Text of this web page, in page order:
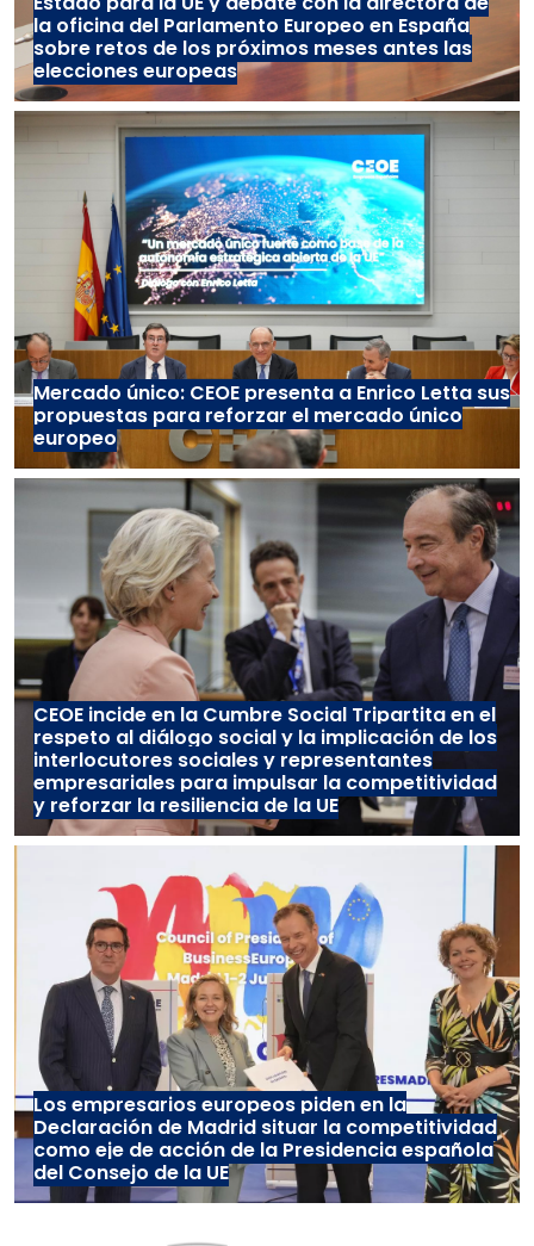
la oficina del Parlamento Europeo en España
sobre retos de los próximos meses antes las
elecciones europeas
Mercado único: CEOE presenta a Enrico Letta sus
propuestas para reforzar el mercado único
europeo
CEOE incide en la Cumbre Social Tripartita en el
respeto al diálogo social y la implicación de los
interlocutores sociales y representantes
empresariales para impulsar la competitividad
y reforzar la resiliencia de la UE
Los empresarios europeos piden en la
Declaración de Madrid situar la competitividad
como eje de acción de la Presidencia española
del Consejo de la UE